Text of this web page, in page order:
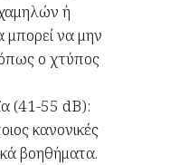
ή
να μην
ο χτύπος
(41-55 dB):
κανονικές
βοηθήματα.